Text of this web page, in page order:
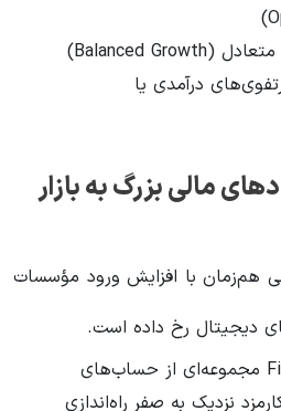
درآمدی یا
مالی بزرگ به بازار
هم‌زمان با افزایش ورود مؤسسات
دیجیتال رخ داده است.
در آوریل، شرکت Fidelity مجموعه‌ای از حساب‌های
نزدیک به صفر راه‌اندازی